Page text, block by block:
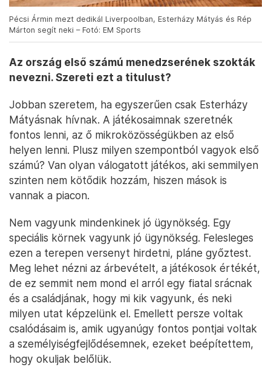
Pécsi Ármin mezt dedikál Liverpoolban, Esterházy Mátyás és Rép
Márton segít neki – Fotó: EM Sports
Az ország első számú menedzserének szokták
nevezni. Szereti ezt a titulust?
Jobban szeretem, ha egyszerűen csak Esterházy
Mátyásnak hívnak. A játékosaimnak szeretnék
fontos lenni, az ő mikroközösségükben az első
helyen lenni. Plusz milyen szempontból vagyok első
számú? Van olyan válogatott játékos, aki semmilyen
szinten nem kötődik hozzám, hiszen mások is
vannak a piacon.
Nem vagyunk mindenkinek jó ügynökség. Egy
speciális körnek vagyunk jó ügynökség. Felesleges
ezen a terepen versenyt hirdetni, pláne győztest.
Meg lehet nézni az árbevételt, a játékosok értékét,
de ez semmit nem mond el arról egy fiatal srácnak
és a családjának, hogy mi kik vagyunk, és neki
milyen utat képzelünk el. Emellett persze voltak
csalódásaim is, amik ugyanúgy fontos pontjai voltak
a személyiségfejlődésemnek, ezeket beépítettem,
hogy okuljak belőlük.